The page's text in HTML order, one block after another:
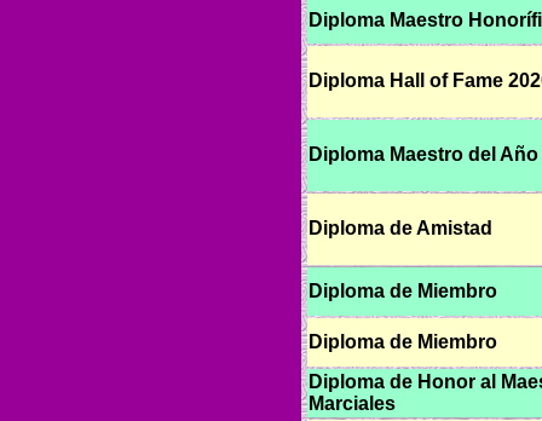
Diploma Maestro
Diploma Hall of Fame
Diploma Maestro del Año
Diploma de Amistad
Diploma de Miembro
Diploma de Miembro
Diploma de Honor al
Marciales